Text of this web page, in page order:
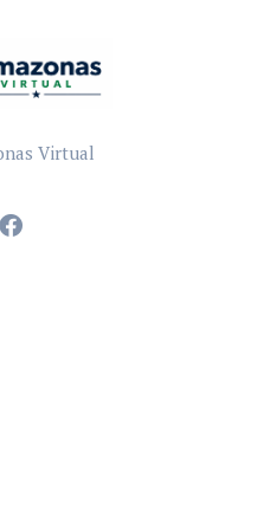
Virtual